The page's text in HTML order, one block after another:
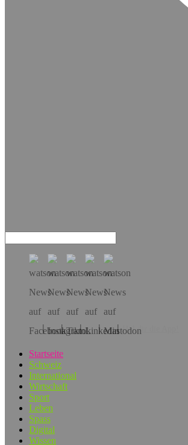
Hol dir die App!
Startseite
Schweiz
International
Wirtschaft
Sport
Leben
Spass
Digital
Wissen